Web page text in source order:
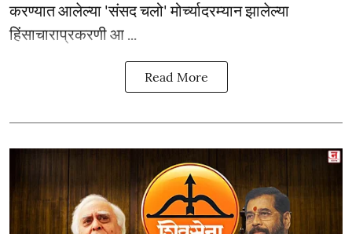
करण्यात आलेल्या 'संसद चलो' मोर्च्यादरम्यान झालेल्या
हिंसाचाराप्रकरणी आ ...
Read More